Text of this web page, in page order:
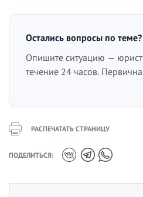
Остались вопросы по теме?
Опишите ситуацию —
течение 24 часов.
РАСПЕЧАТАТЬ СТРАНИЦУ
ПОДЕЛИТЬСЯ: